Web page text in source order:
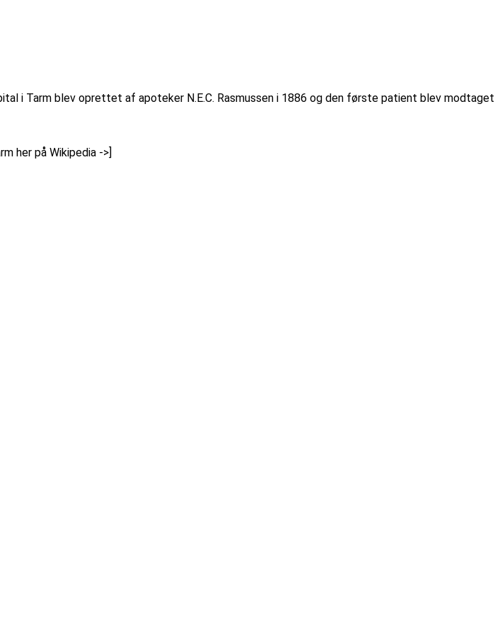
i Tarm blev oprettet af apoteker N.E.C. Rasmussen i 1886 og den første patient blev modtaget
her på Wikipedia ->]